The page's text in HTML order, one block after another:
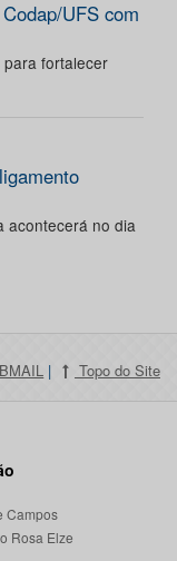
UFS com
para fortalecer
acontecerá no dia
| Topo do Site
Campos
Rosa Elze